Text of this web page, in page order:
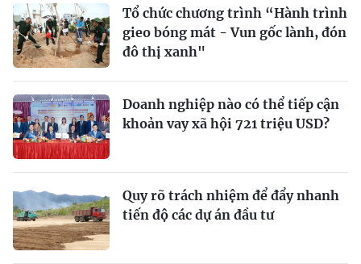
Tổ chức chương trình “Hành trình
gieo bóng mát - Vun gốc lành, đón
đô thị xanh"
Doanh nghiệp nào có thể tiếp cận
khoản vay xã hội 721 triệu USD?
Quy rõ trách nhiệm để đẩy nhanh
tiến độ các dự án đầu tư